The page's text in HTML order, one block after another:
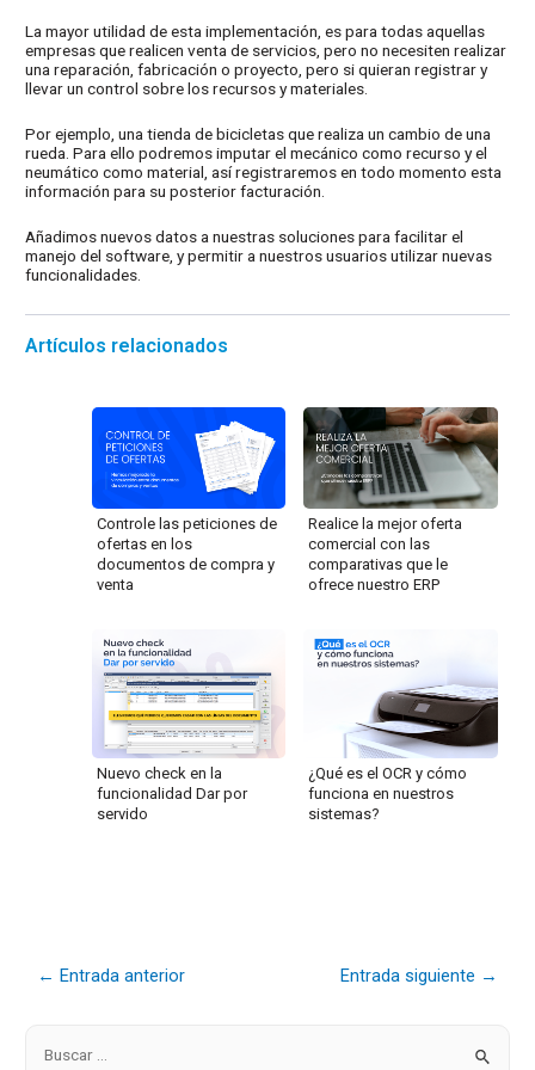
La mayor utilidad de esta implementación, es para todas aquellas
empresas que realicen venta de servicios, pero no necesiten realizar
una reparación, fabricación o proyecto, pero si quieran registrar y
llevar un control sobre los recursos y materiales.
Por ejemplo, una tienda de bicicletas que realiza un cambio de una
rueda. Para ello podremos imputar el mecánico como recurso y el
neumático como material, así registraremos en todo momento esta
información para su posterior facturación.
Añadimos nuevos datos a nuestras soluciones para facilitar el
manejo del software, y permitir a nuestros usuarios utilizar nuevas
funcionalidades.
Artículos relacionados
Controle las peticiones de
ofertas en los
documentos de compra y
venta
Realice la mejor oferta
comercial con las
comparativas que le
ofrece nuestro ERP
Nuevo check en la
funcionalidad Dar por
servido
¿Qué es el OCR y cómo
funciona en nuestros
sistemas?
← Entrada anterior Entrada siguiente →